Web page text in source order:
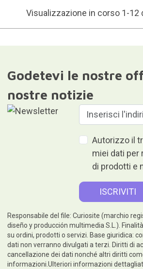
Visualizzazione in corso 1-12
Godetevi le nostre
nostre notizie
Autorizzo il
miei dati
di prodotti e
Responsabile del file: Curiosite (marchio
diseño y producción multimedia S.L.).
su ordini, prodotti o servizi. Base giuridica:
dati non verranno divulgati a terzi. Diritti di
cancellazione dei dati nonché altri diritti
informazioni.Ulteriori informazioni